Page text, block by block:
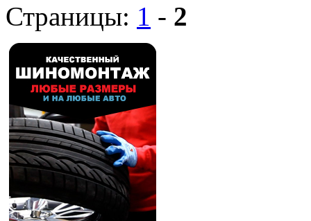
Страницы: 1 - 2